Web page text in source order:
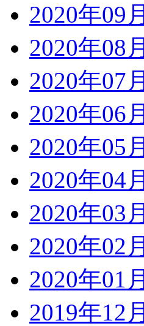
2020年09月
2020年08月
2020年07月
2020年06月
2020年05月
2020年04月
2020年03月
2020年02月
2020年01月
2019年12月